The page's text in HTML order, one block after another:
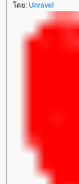
โดย: Unravel